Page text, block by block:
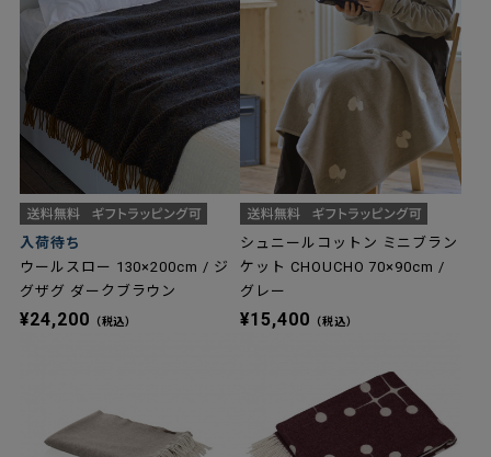
入荷待ち
ウールスロー 130×200cm / ジ
グザグ ダークブラウン
¥24,200 （税込）
シュニールコットン ミニブラン
ケット CHOUCHO 70×90cm /
グレー
¥15,400 （税込）